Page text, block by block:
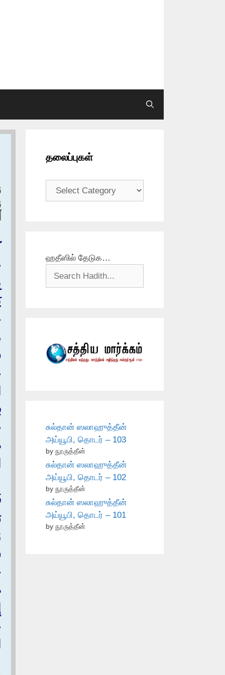
தலைப்புகள்
தலைப்புகள்
ஹதீஸில் தேடுக…
சுல்தான் ஸலாஹுத்தீன்
அய்யூபி, தொடர் – 103
by நூருத்தீன்
சுல்தான் ஸலாஹுத்தீன்
அய்யூபி, தொடர் – 102
by நூருத்தீன்
சுல்தான் ஸலாஹுத்தீன்
அய்யூபி, தொடர் – 101
by நூருத்தீன்